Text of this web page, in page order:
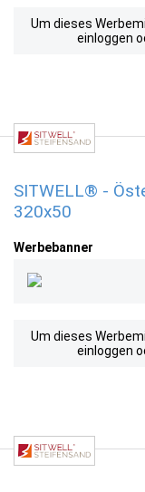
Um dieses
einloggen
SITWELL® -
320x50
Werbebanner
Um dieses
einloggen